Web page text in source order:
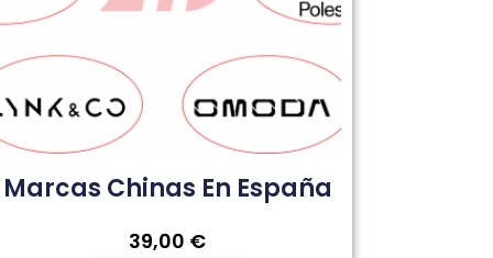
Marcas Chinas En España
39,00 €